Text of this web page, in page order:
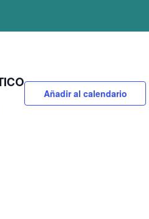
Añadir al calendario